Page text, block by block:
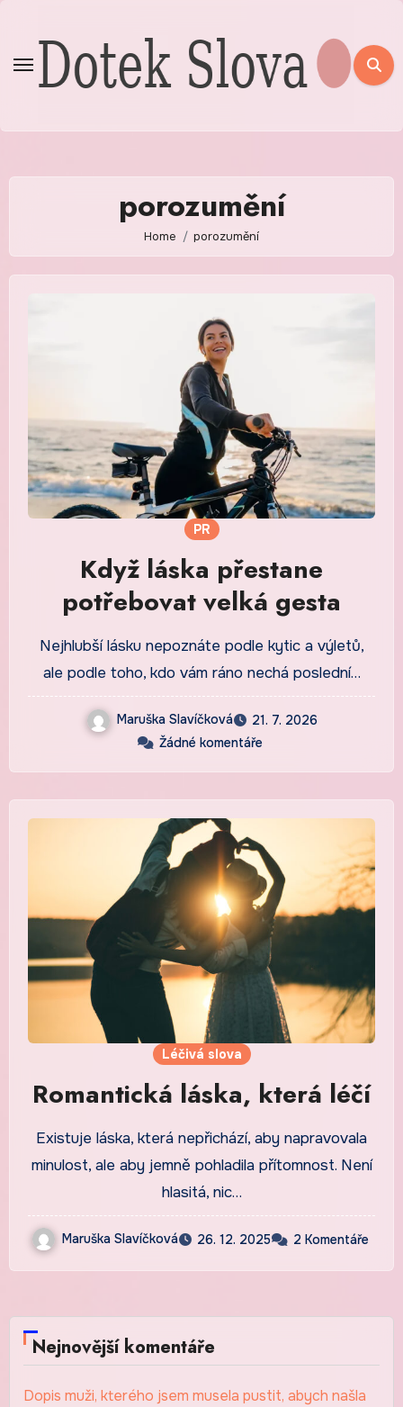
content
porozumění
Home porozumění
PR
Když láska přestane
potřebovat velká gesta
Nejhlubší lásku nepoznáte podle kytic a výletů,
ale podle toho, kdo vám ráno nechá poslední…
Maruška Slavíčková
21. 7. 2026
Žádné komentáře
Léčivá slova
Romantická láska, která léčí
Existuje láska, která nepřichází, aby napravovala
minulost, ale aby jemně pohladila přítomnost. Není
hlasitá, nic…
Maruška Slavíčková 26. 12. 2025 2 Komentáře
Nejnovější komentáře
Dopis muži, kterého jsem musela pustit, abych našla